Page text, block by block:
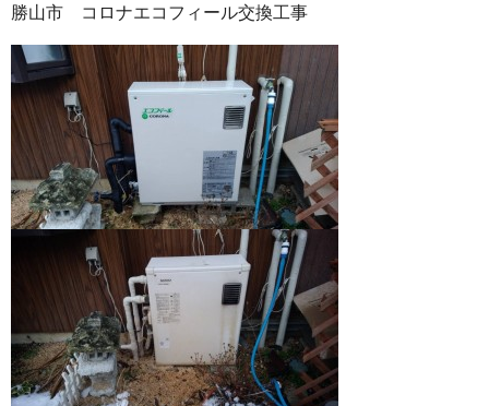
勝山市 コロナエコフィール交換工事